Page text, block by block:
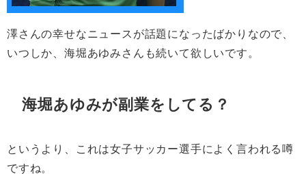
澤さんの幸せなニュースが話題になったばかりなので、
いつしか、海堀あゆみさんも続いて欲しいです。
海堀あゆみが副業をしてる？
というより、これは女子サッカー選手によく言われる噂
ですね。